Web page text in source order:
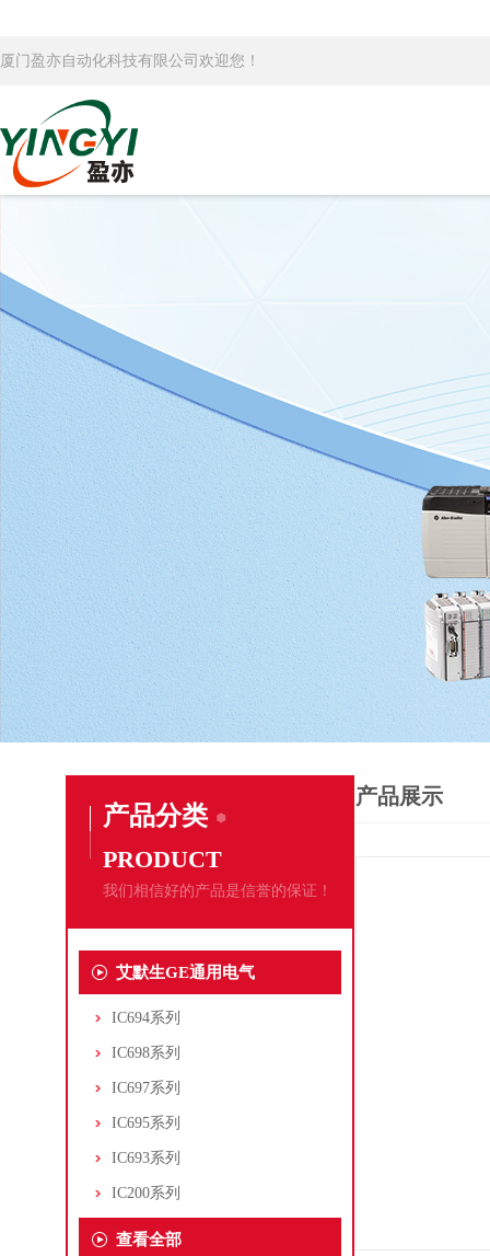
厦门盈亦自动化科技有限公司欢迎您！
产品分类
PRODUCT
我们相信好的产品是信誉的保证！
艾默生GE通用电气
IC694系列
IC698系列
IC697系列
IC695系列
IC693系列
IC200系列
查看全部
产品展示